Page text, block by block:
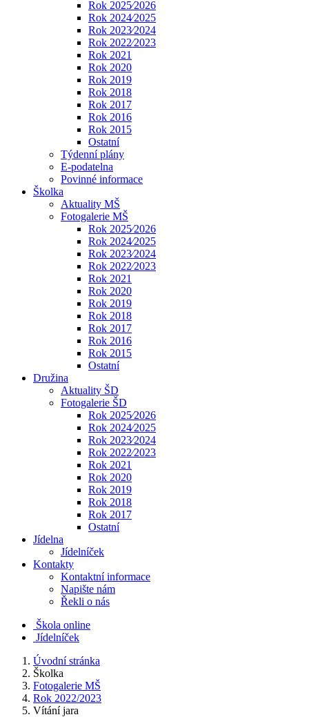
Rok 2025⁄2026
Rok 2024⁄2025
Rok 2023⁄2024
Rok 2022⁄2023
Rok 2021
Rok 2020
Rok 2019
Rok 2018
Rok 2017
Rok 2016
Rok 2015
Ostatní
Týdenní plány
E-podatelna
Povinné informace
Školka
Aktuality MŠ
Fotogalerie MŠ
Rok 2025⁄2026
Rok 2024⁄2025
Rok 2023⁄2024
Rok 2022⁄2023
Rok 2021
Rok 2020
Rok 2019
Rok 2018
Rok 2017
Rok 2016
Rok 2015
Ostatní
Družina
Aktuality ŠD
Fotogalerie ŠD
Rok 2025⁄2026
Rok 2024⁄2025
Rok 2023⁄2024
Rok 2022⁄2023
Rok 2021
Rok 2020
Rok 2019
Rok 2018
Rok 2017
Ostatní
Jídelna
Jídelníček
Kontakty
Kontaktní informace
Napište nám
Řekli o nás
Škola online
Jídelníček
Úvodní stránka
Školka
Fotogalerie MŠ
Rok 2022/2023
Vítání jara